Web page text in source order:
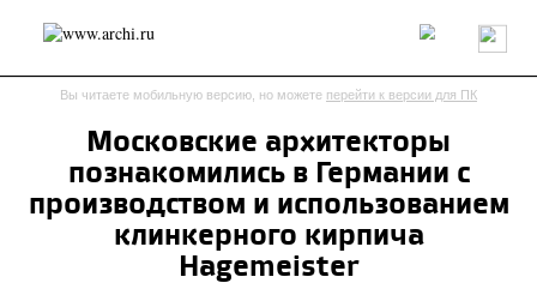
Россия Мир Технологии Интерьер Пресса
Архитекторы
Журнал
Интервью Исследование
Мнение
Объект
Результаты конкурса
Рецензия Архитектура
Вы читаете мобильную версию, но можете перейти к версии для ПК
Московские архитекторы
познакомились в Германии с
производством и использованием
клинкерного кирпича
Hagemeister